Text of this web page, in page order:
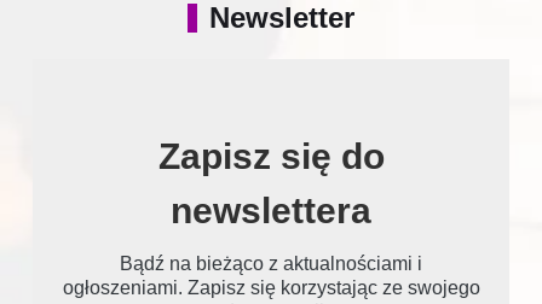
Newsletter
Zapisz się do
newslettera
Bądź na bieżąco z aktualnościami i
ogłoszeniami. Zapisz się korzystając ze swojego